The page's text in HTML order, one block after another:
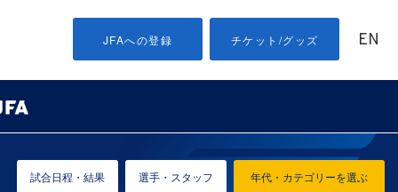
JFAへの登録 チケット/グッズ EN
年代・カテゴリーを選ぶ
試合日程・結果 選手・スタッフ